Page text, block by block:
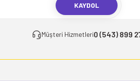
KAYDOL
Müşteri Hizmetleri0 (543) 899